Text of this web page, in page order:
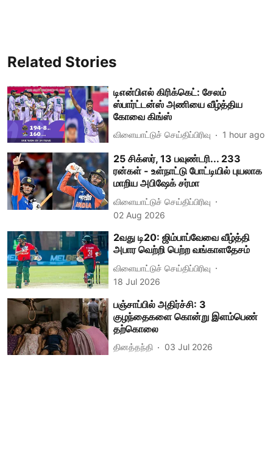
Related Stories
டிஎன்பிஎல் கிரிக்கெட்: சேலம்
ஸ்பார்ட்டன்ஸ் அணியை வீழ்த்திய
கோவை கிங்ஸ்
விளையாட்டுச் செய்திப்பிரிவு 1 hour ago
25 சிக்ஸர், 13 பவுண்டரி... 233
ரன்கள் - உள்நாட்டு போட்டியில் புயலாக
மாறிய அபிஷேக் சர்மா
விளையாட்டுச் செய்திப்பிரிவு
02 Aug 2026
2வது டி20: ஜிம்பாப்வேவை வீழ்த்தி
அபார வெற்றி பெற்ற வங்காளதேசம்
விளையாட்டுச் செய்திப்பிரிவு
18 Jul 2026
பஞ்சாப்பில் அதிர்ச்சி: 3
குழந்தைகளை கொன்று இளம்பெண்
தற்கொலை
தினத்தந்தி 03 Jul 2026